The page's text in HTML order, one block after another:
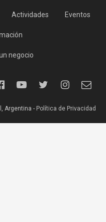
Actividades Eventos
negocio
Argentina - Política de Privacidad